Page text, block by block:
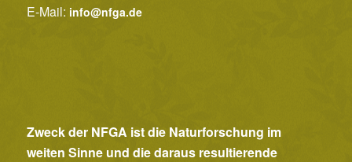
E-Mail: info@nfga.de
Zweck der NFGA ist die Naturforschung im
weiten Sinne und die daraus resultierende